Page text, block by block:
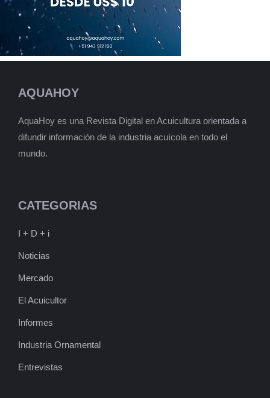
AQUAHOY
AquaHoy es una Revista Digital en Acuicultura orientada a
difundir información de la industria acuícola en todo el
mundo.
CATEGORIAS
I + D + i
Noticias
Mercado
El Acuicultor
Informes
Industria Ornamental
Entrevistas